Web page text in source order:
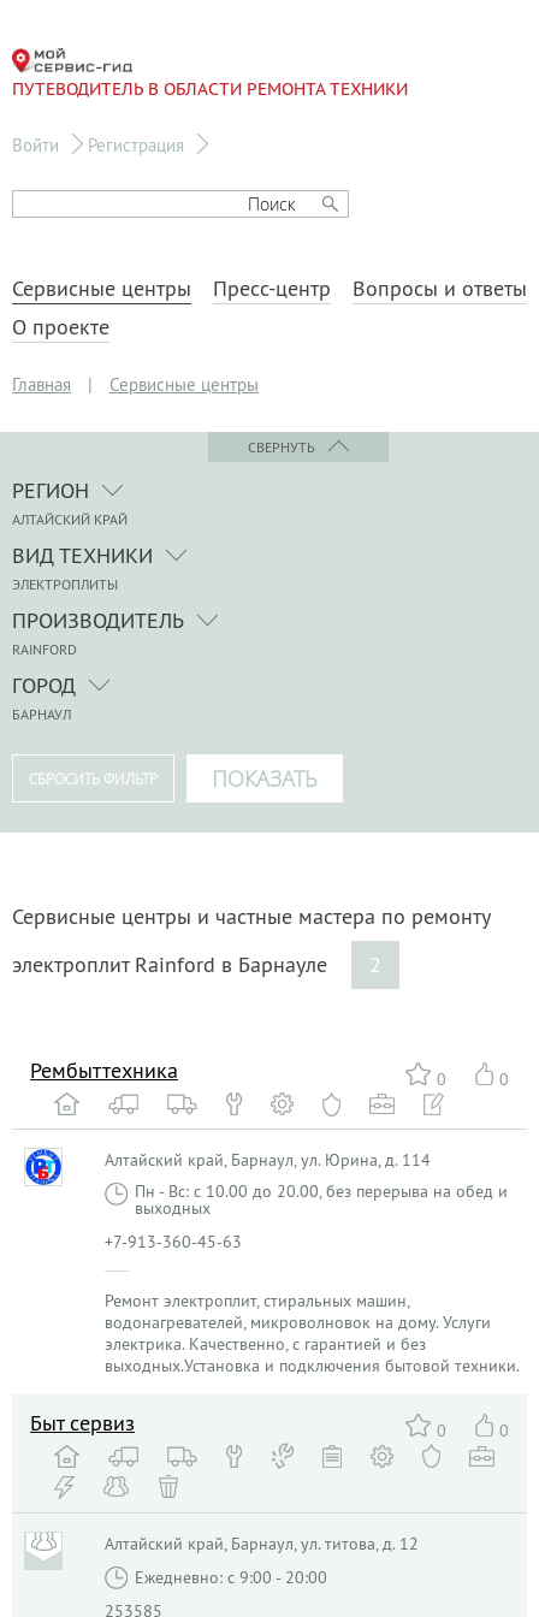
ПУТЕВОДИТЕЛЬ В ОБЛАСТИ РЕМОНТА ТЕХНИКИ
Войти Регистрация
Сервисные центры Пресс-центр
Вопросы и ответы
О проекте
Главная | Сервисные центры
СВЕРНУТЬ
РЕГИОН
АЛТАЙСКИЙ КРАЙ
ВИД ТЕХНИКИ
ЭЛЕКТРОПЛИТЫ
ПРОИЗВОДИТЕЛЬ
RAINFORD
ГОРОД
БАРНАУЛ
Сервисные центры и частные мастера по ремонту
электроплит Rainford в Барнауле
2
0 0
Рембыттехника
Алтайский край, Барнаул, ул. Юрина, д. 114
Пн - Вс: с 10.00 до 20.00, без перерыва на обед и
выходных
+7-913-360-45-63
Ремонт электроплит, стиральных машин,
водонагревателей, микроволновок на дому. Услуги
электрика. Качественно, с гарантией и без
выходных.Установка и подключения бытовой техники.
0 0
Быт сервиз
Алтайский край, Барнаул, ул. титова, д. 12
Ежедневно: с 9:00 - 20:00
253585